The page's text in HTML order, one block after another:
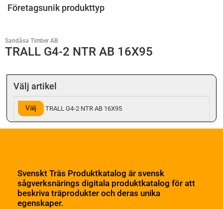
Företagsunik produkttyp
Sandåsa Timber AB
TRALL G4-2 NTR AB 16X95
Välj artikel
Välj TRALL G4-2 NTR AB 16X95
Svenskt Träs Produktkatalog är svensk
sågverksnärings digitala produktkatalog för att
beskriva träprodukter och deras unika
egenskaper.